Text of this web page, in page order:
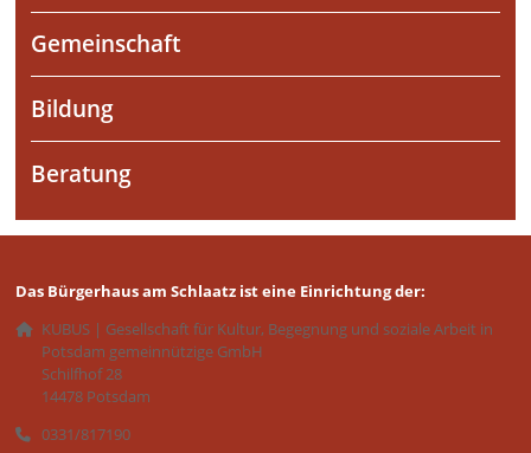
Gemeinschaft
Bildung
Beratung
Das Bürgerhaus am Schlaatz ist eine Einrichtung der:
KUBUS | Gesellschaft für Kultur, Begegnung und soziale Arbeit in
Potsdam gemeinnützige GmbH
Schilfhof 28
14478 Potsdam
0331/817190